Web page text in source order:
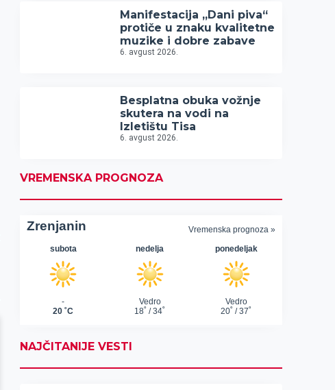
Manifestacija „Dani piva“
protiče u znaku kvalitetne
muzike i dobre zabave
6. avgust 2026.
Besplatna obuka vožnje
skutera na vodi na
Izletištu Tisa
6. avgust 2026.
VREMENSKA PROGNOZA
NAJČITANIJE VESTI